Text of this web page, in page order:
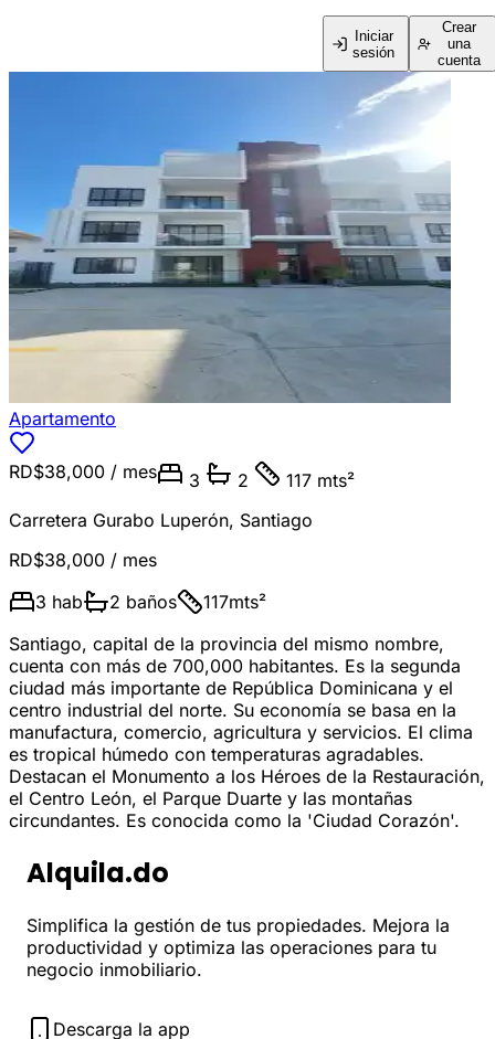
Iniciar
sesión
Crear
una
cuenta
Apartamento
RD$38,000 / mes 3 2
117 mts²
Carretera Gurabo Luperón, Santiago
RD$38,000 / mes
3 hab 2 baños 117mts²
Santiago, capital de la provincia del mismo nombre,
cuenta con más de 700,000 habitantes. Es la segunda
ciudad más importante de República Dominicana y el
centro industrial del norte. Su economía se basa en la
manufactura, comercio, agricultura y servicios. El clima
es tropical húmedo con temperaturas agradables.
Destacan el Monumento a los Héroes de la Restauración,
el Centro León, el Parque Duarte y las montañas
circundantes. Es conocida como la 'Ciudad Corazón'.
Alquila.do
Simplifica la gestión de tus propiedades. Mejora la
productividad y optimiza las operaciones para tu
negocio inmobiliario.
Descarga la app